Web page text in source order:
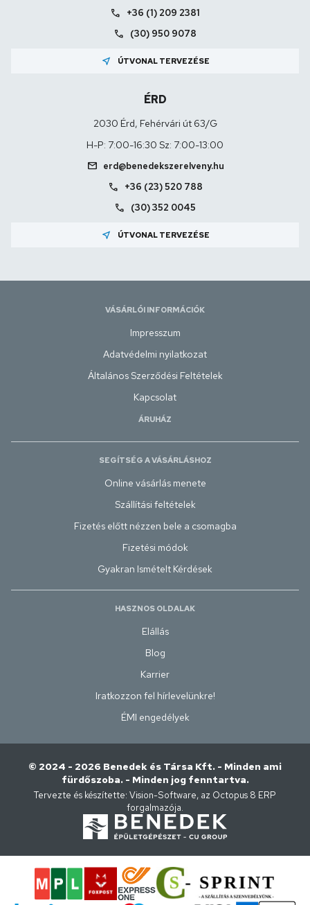
call +36 (1) 209 2381
call (30) 950 9078
near_me ÚTVONAL TERVEZÉSE
ÉRD
2030 Érd, Fehérvári út 63/G
H-P: 7:00-16:30 Sz: 7:00-13:00
mail erd@benedekszerelveny.hu
call +36 (23) 520 788
call (30) 352 0045
near_me ÚTVONAL TERVEZÉSE
VÁSÁRLÓI INFORMÁCIÓK
Impresszum
Adatvédelmi nyilatkozat
Általános Szerződési Feltételek
Kapcsolat
ÁRUHÁZ
SEGÍTSÉG A VÁSÁRLÁSHOZ
Online vásárlás menete
Szállítási feltételek
Fizetés előtt nézzen bele a csomagba
Fizetési módok
Gyakran Ismételt Kérdések
HASZNOS OLDALAK
Elállás
Blog
Karrier
Iratkozzon fel hírlevelünkre!
ÉMI engedélyek
© 2024 - 2026 Benedek és Társa Kft. - Minden ami
fürdőszoba. - Minden jog fenntartva.
Tervezte és készítette: Vision-Software, az Octopus 8 ERP
forgalmazója.